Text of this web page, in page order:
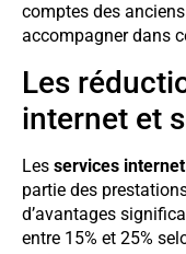
comptes des
accompagner dans
Les
internet et
Les services internet
partie des
d’avantages
entre 15% et 25%